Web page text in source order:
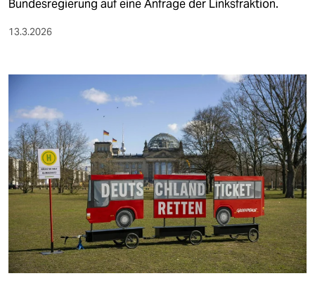
Bundesregierung auf eine Anfrage der Linksfraktion.
13.3.2026